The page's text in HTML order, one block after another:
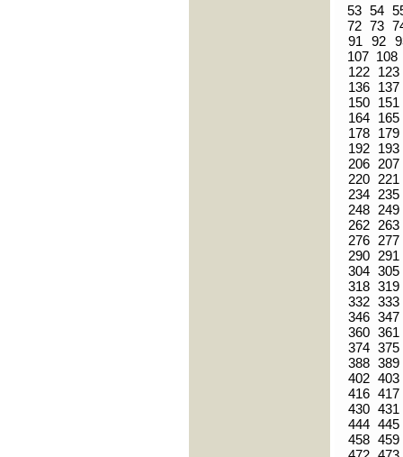
53 54
72 73
91
92
107 108
122
123
136
137
150
151
164
165
178
179
192
193
206 207
220
221
234
235
248
249
262
263
276
277
290
291
304 305
318 319
332 333
346 347
360 361
374 375
388 389
402 403
416 417
430 431
444 445
458 459